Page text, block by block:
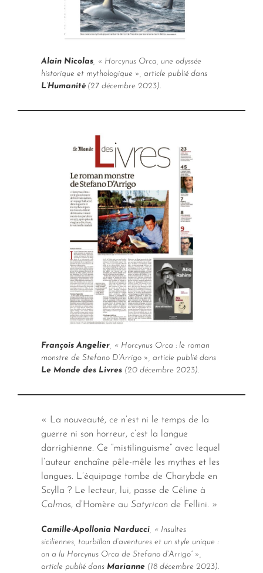
Alain Nicolas , « Horcynus Orca , une odyssée
historique et mythologique », article publié dans
L’Humanité(27 décembre 2023).
François Angelier , « Horcynus Orca : le roman
monstre de Stefano D’Arrigo », article publié dans
Le Monde des Livres (20 décembre 2023).
« La nouveauté, ce n’est ni le temps de la
guerre ni son horreur, c’est la langue
darrighienne. Ce “mistilinguisme” avec lequel
l’auteur enchaîne pêle-mêle les mythes et les
langues. L’équipage tombe de Charybde en
Scylla ? Le lecteur, lui, passe de Céline à
Calmos, d’Homère au Satyricon de Fellini. »
Camille-Apollonia Narducci , « Insultes
siciliennes, tourbillon d’aventures et un style unique :
on a lu Horcynus Orca de Stefano d’Arrigo” »,
article publié dans Marianne (18 décembre 2023).